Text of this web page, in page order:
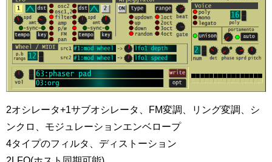
2オシレータ+1サブオシレータ、FM変調、リング変調、シ
ンクロ、モジュレーションエンベロープ
4タイプのフィルタ、ディストーション